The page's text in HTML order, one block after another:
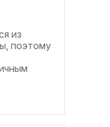
из
поэтому